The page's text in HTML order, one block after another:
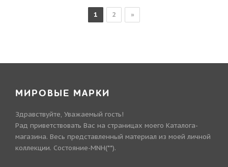
1 2 »
МИРОВЫЕ МАРКИ
Здравствуйте, Уважаемый гость!
Рад приветствовать Вас на страницах моего Каталога-
магазина. Весь представленный материал из моей личной
коллекции. Состояние-MNH(**).